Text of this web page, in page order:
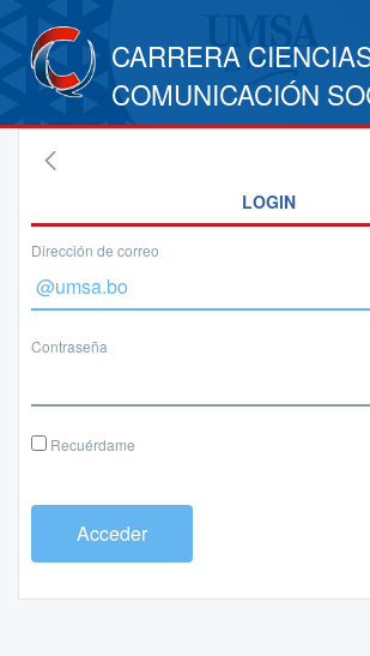
CARRERA
COMUNICACIÓN
LOGIN
Dirección de correo
Contraseña
Recuérdame
Acceder